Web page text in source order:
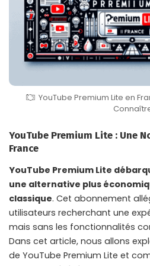
YouTube Premium Lite en
YouTube Premium Lite : Une
France
YouTube Premium Lite
une alternative plus
classique. Cet abonnement
utilisateurs recherchant une
mais sans les fonctionnalités
Dans cet article, nous allons
de YouTube Premium Lite et